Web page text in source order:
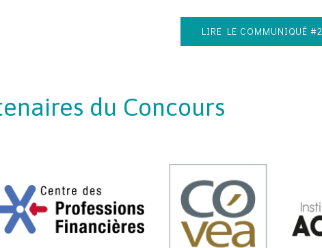
LIRE LE COMMUNIQUÉ #2
du Concours